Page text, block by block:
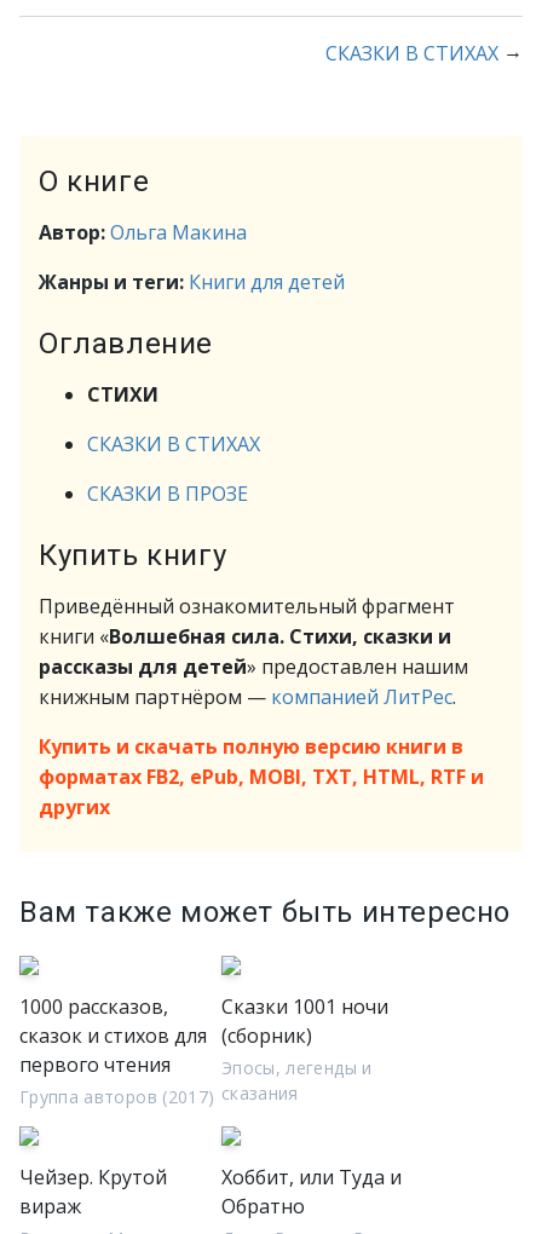
СКАЗКИ В СТИХАХ →
О книге
Автор:Ольга Макина
Жанры и теги: Книги для детей
Оглавление
СТИХИ
СКАЗКИ В СТИХАХ
СКАЗКИ В ПРОЗЕ
Купить книгу
Приведённый ознакомительный фрагмент
книги «Волшебная сила. Стихи, сказки и
рассказы для детей» предоставлен нашим
книжным партнёром — компанией ЛитРес.
Купить и скачать полную версию книги в
форматах FB2, ePub, MOBI, TXT, HTML, RTF и
других
Вам также может быть интересно
1000 рассказов,
сказок и стихов для
первого чтения
Группа авторов (2017)
Сказки 1001 ночи
(сборник)
Эпосы, легенды и
сказания
Чейзер. Крутой
вираж
Хоббит, или Туда и
Обратно